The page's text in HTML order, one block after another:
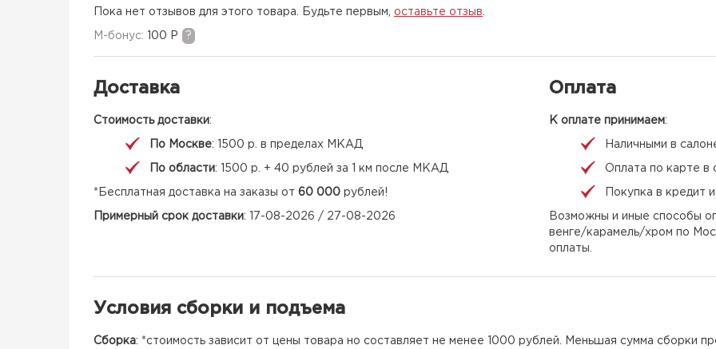
Пока нет отзывов для этого товара. Будьте первым, оставьте отзыв
M-бонус: 100 Р ?
Доставка
Стоимость доставки:
По Москве: 1500 р. в пределах МКАД
По области: 1500 р. + 40 рублей за 1 км после МКАД
*Бесплатная доставка на заказы от 60 000 рублей!
Примерный срок доставки: 17-08-2026 / 27-08-2026
Оплата
К оплате принимаем:
Наличными в
Оплата по карте в
Покупка в кредит
Возможны и иные способы
венге/карамель/хром по
оплаты.
Условия сборки и подъема
Сборка: *стоимость зависит от цены товара но составляет не менее 1000 рублей. Меньшая сумма сборки